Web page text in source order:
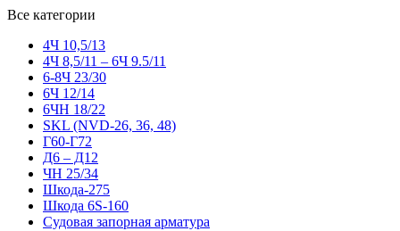
Все категории
4Ч 10,5/13
4Ч 8,5/11 – 6Ч 9.5/11
6-8Ч 23/30
6Ч 12/14
6ЧН 18/22
SKL (NVD-26, 36, 48)
Г60-Г72
Д6 – Д12
ЧН 25/34
Шкода-275
Шкода 6S-160
Судовая запорная арматура